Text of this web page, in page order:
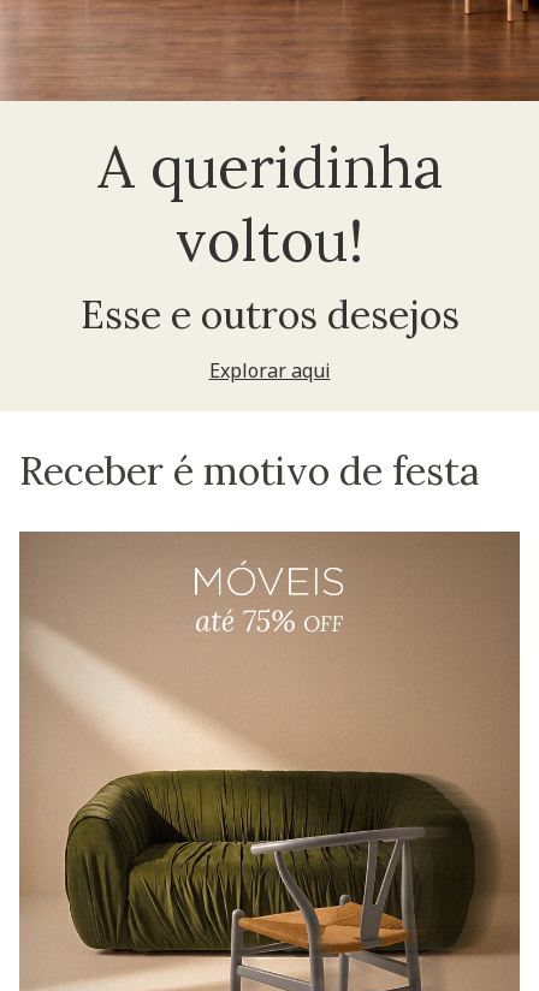
A queridinha
voltou!
Esse e outros desejos
Explorar aqui
Receber é motivo de festa